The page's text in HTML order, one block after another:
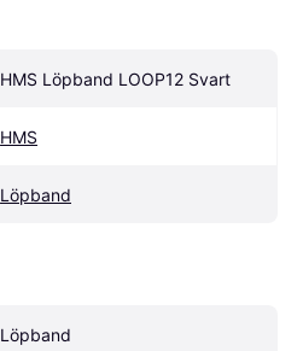
HMS Löpband LOOP12 Svart
HMS
Löpband
Löpband